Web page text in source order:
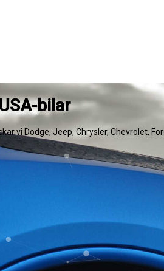
bilar
vi Dodge, Jeep, Chrysler, Chevrolet,